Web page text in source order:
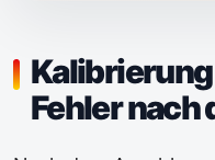
Fehler nach